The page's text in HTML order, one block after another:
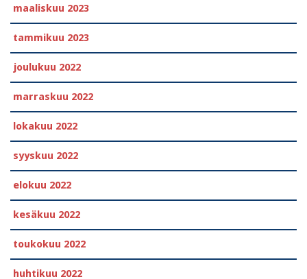
maaliskuu 2023
tammikuu 2023
joulukuu 2022
marraskuu 2022
lokakuu 2022
syyskuu 2022
elokuu 2022
kesäkuu 2022
toukokuu 2022
huhtikuu 2022